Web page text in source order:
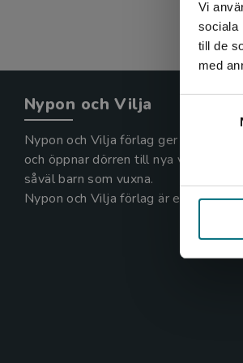
Vi
sociala
till de
med
Nypon och Vilja
Nypon och Vilja förlag ger ut böcker
och öppnar dörren till nya världar och
såväl barn som vuxna.
Nypon och Vilja förlag är en del av